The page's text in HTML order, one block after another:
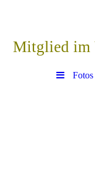
Mitglied im